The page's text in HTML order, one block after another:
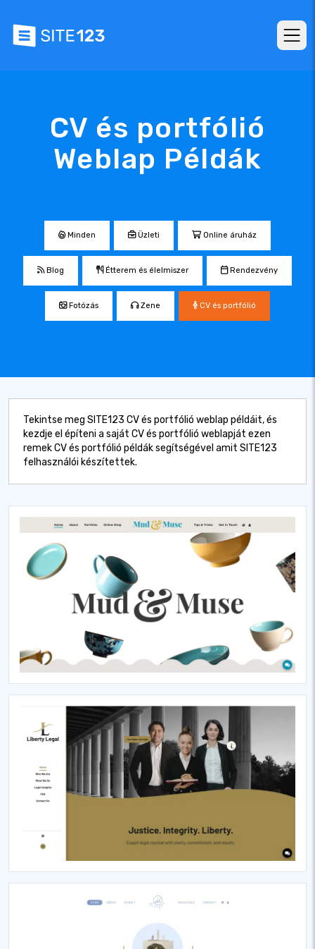
CV és portfólió
Weblap Példák
Minden Üzleti Online áruház
Blog Étterem és élelmiszer Rendezvény
Fotózás Zene CV és portfólió
Tekintse meg SITE123 CV és portfólió weblap példáit, és
kezdje el építeni a saját CV és portfólió weblapját ezen
remek CV és portfólió példák segítségével amit SITE123
felhasználói készítettek.